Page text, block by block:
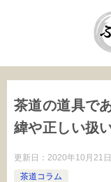
茶道の道具で
緯や正しい扱
更新日： 2020年10月21日
茶道コラム